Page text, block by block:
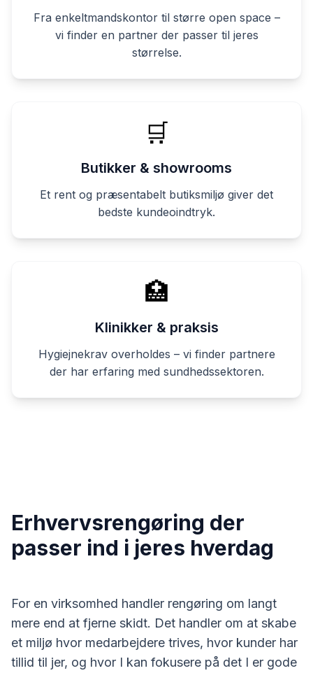
Fra enkeltmandskontor til større open space –
vi finder en partner der passer til jeres
størrelse.
🛒
Butikker & showrooms
Et rent og præsentabelt butiksmiljø giver det
bedste kundeoindtryk.
🏥
Klinikker & praksis
Hygiejnekrav overholdes – vi finder partnere
der har erfaring med sundhedssektoren.
Erhvervsrengøring der
passer ind i jeres hverdag
For en virksomhed handler rengøring om langt
mere end at fjerne skidt. Det handler om at skabe
et miljø hvor medarbejdere trives, hvor kunder har
tillid til jer, og hvor I kan fokusere på det I er gode